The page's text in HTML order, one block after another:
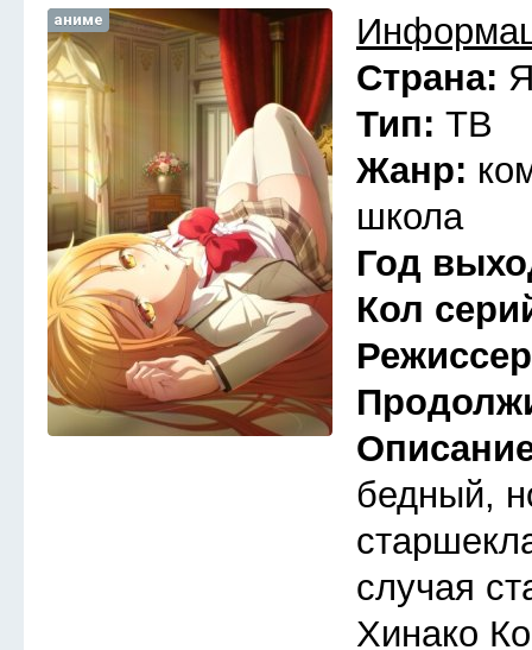
аниме
Страна:
Тип: ТВ
Жанр:
школа
Год
Кол
бедный,
случая
Хинако